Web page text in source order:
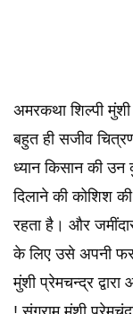
अमरकथा शिल्पी
बहुत ही सजीव
ध्यान किसान की उन
दिलाने की कोशिश
रहता है। और
के लिए उसे अपनी
मुंशी प्रेमचन्द्र